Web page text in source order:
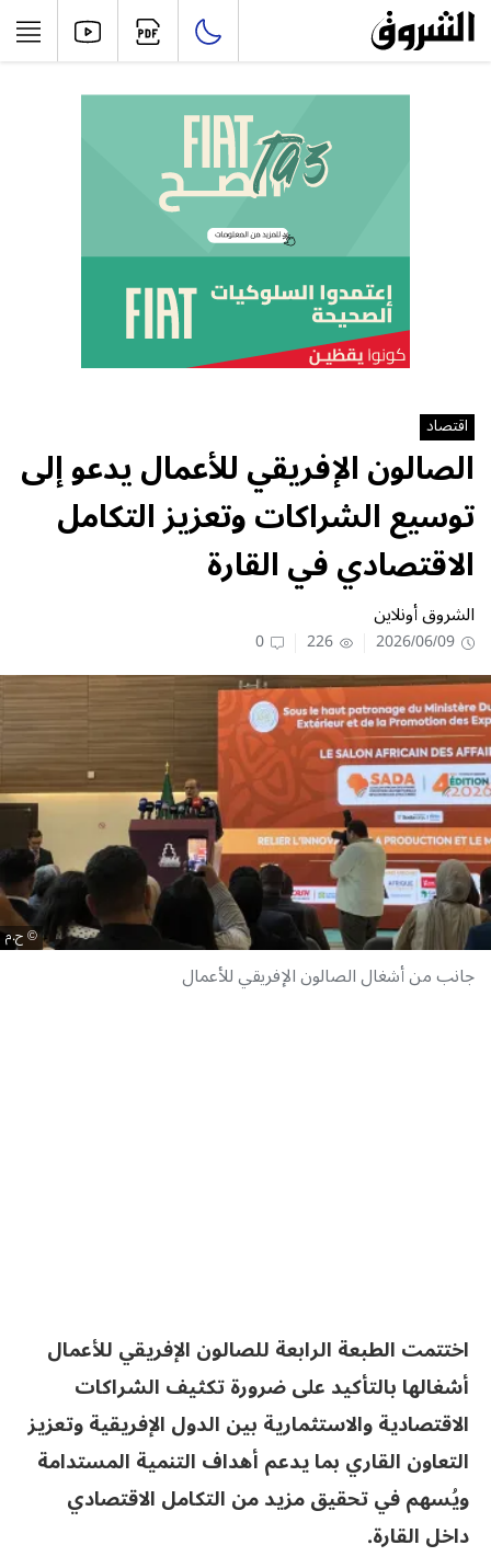
اقتصاد
الصالون الإفريقي للأعمال يدعو إلى
توسيع الشراكات وتعزيز التكامل
الاقتصادي في القارة
الشروق أونلاين
2026/06/09
226
0
ح.م
جانب من أشغال الصالون الإفريقي للأعمال
اختتمت الطبعة الرابعة للصالون الإفريقي للأعمال
أشغالها بالتأكيد على ضرورة تكثيف الشراكات
الاقتصادية والاستثمارية بين الدول الإفريقية وتعزيز
التعاون القاري بما يدعم أهداف التنمية المستدامة
ويُسهم في تحقيق مزيد من التكامل الاقتصادي
داخل القارة.